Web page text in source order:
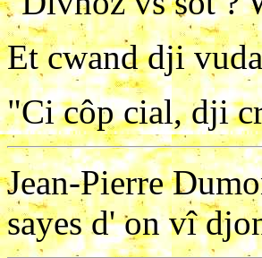
Et cwand dji
"Ci côp cial, dji
Jean-Pierre
sayes d' on vî